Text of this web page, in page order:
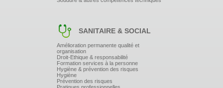
SANITAIRE & SOCIAL
Amélioration permanente qualité et
organisation
Droit-Ethique & responsabilité
Formation services à la personne
Hygiène & prévention des risques
Hygiène
Prévention des risques